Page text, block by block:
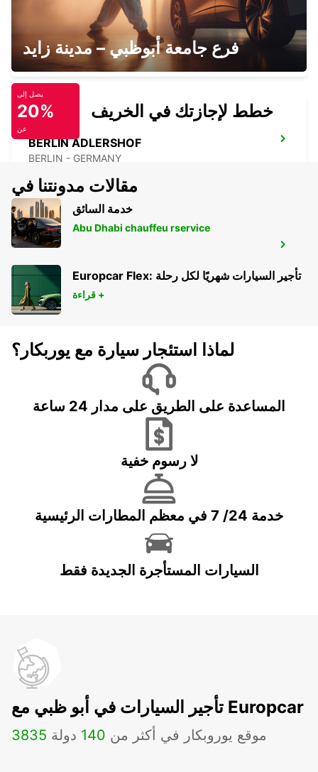
BERLIN SPANDAU
BERLIN - GERMANY
BERLIN ADLERSHOF
BERLIN - GERMANY
BERLIN HELLERSDORF
BERLIN - GERMANY
فرع جامعة أبوظبي – مدينة زايد
يصل إلى
20%
عن
خطط لإجازتك في الخريف
مقالات مدونتنا في
خدمة السائق
Abu Dhabi chauffeu rservice
Europcar Flex: تأجير السيارات شهريًا لكل رحلة
قراءة +
لماذا استئجار سيارة مع يوربكار؟
المساعدة على الطريق على مدار 24 ساعة
لا رسوم خفية
خدمة 24/ 7 في معظم المطارات الرئيسية
السيارات المستأجرة الجديدة فقط
تأجير السيارات في أبو ظبي مع Europcar
3835 موقع يوروبكار في أكثر من 140 دولة